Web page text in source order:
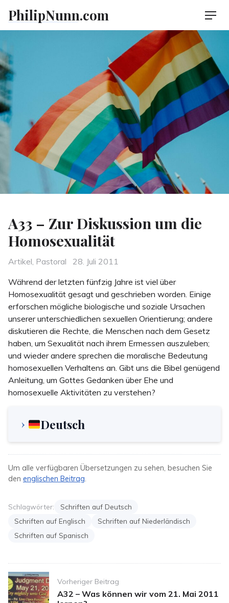
content
PhilipNunn.com
A33 – Zur Diskussion um die
Homosexualität
Categories
Artikel, Pastoral
Posted
28. Juli 2011
Während der letzten fünfzig Jahre ist viel über
Homosexualität gesagt und geschrieben worden. Einige
erforschen mögliche biologische und sozi­ale Ursachen
unserer unterschiedlichen sexuellen Orientierung; andere
diskutieren die Rechte, die Menschen nach dem Gesetz
haben, um Sexuali­tät nach ihrem Ermessen auszuleben;
und wie­der andere sprechen die moralische Bedeutung
homosexuellen Verhaltens an. Gibt uns die Bibel genügend
Anleitung, um Gottes Gedanken über Ehe und
homosexuelle Aktivitäten zu verstehen?
Deutsch
Um alle verfügbaren Übersetzungen zu sehen, besuchen Sie
den englischen Beitrag.
Schlagwörter:
Schriften auf Deutsch
Schriften auf Englisch
Schriften auf Niederländisch
Schriften auf Spanisch
Post
navigation
Vorheriger Beitrag
A32 – Was können wir vom 21. Mai 2011